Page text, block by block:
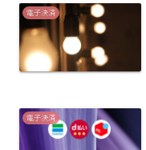
電子決済
電子決済